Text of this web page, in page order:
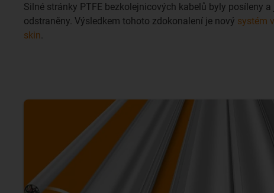
Silné stránky PTFE bezkolejnicových kabelů byly posíleny
odstraněny. Výsledkem tohoto zdokonalení je nový systém
skin